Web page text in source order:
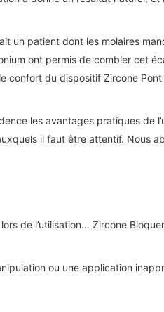
un patient dont les molaires
ont permis de combler cet
confort du dispositif Zircone
les avantages pratiques de
il faut être attentif. Nous
de l’utilisation… Zircone Bloquer
ou une application